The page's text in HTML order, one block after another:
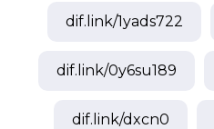
dif.link/1yads722
dif.link/0y6su189
dif.link/dxcn0